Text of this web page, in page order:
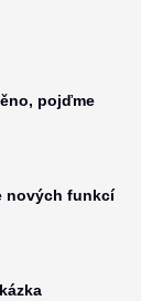
pojďme
nových funkcí